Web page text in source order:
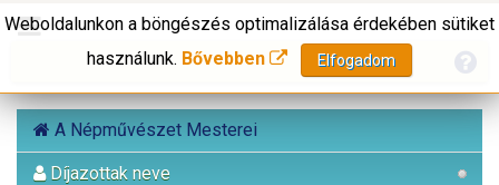
A Népművészet Mesterei
Díjazottak neve
Weboldalunkon a böngészés optimalizálása érdekében sütiket
használunk. Bővebben Elfogadom